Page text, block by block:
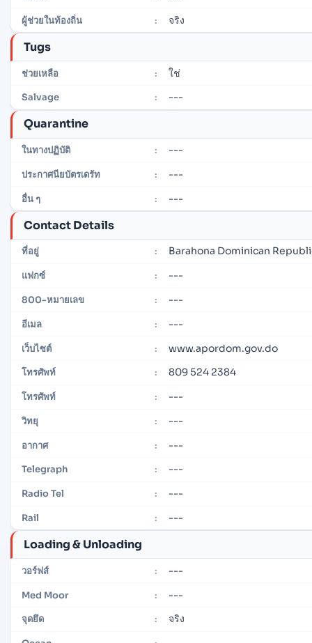
ผู้ช่วยในท้องถิ่น : จริง
Tugs
ช่วยเหลือ : ใช่
Salvage : ---
Quarantine
ในทางปฏิบัติ : ---
ประกาศนียบัตรเดรัท : ---
อื่น ๆ : ---
Contact Details
ที่อยู่ : Barahona Dominican
แฟกซ์ : ---
800-หมายเลข : ---
อีเมล : ---
เว็บไซต์ : www.apordom.gov.do
โทรศัพท์ : 809 524 2384
โทรศัพท์ : ---
วิทยุ : ---
อากาศ : ---
Telegraph : ---
Radio Tel : ---
Rail : ---
Loading & Unloading
วอร์ฟส์ : ---
Med Moor : ---
จุดยึด : จริง